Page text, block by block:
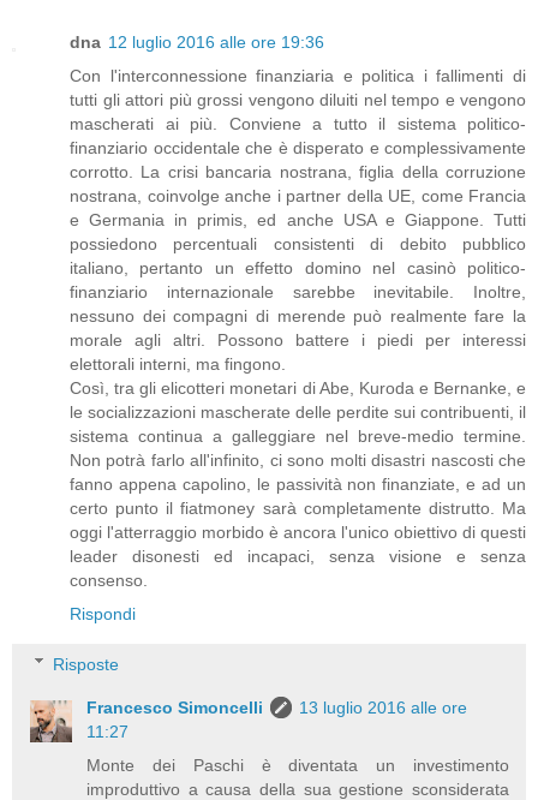
dna 12 luglio 2016 alle ore 19:36
Con l'interconnessione finanziaria e politica i fallimenti di
tutti gli attori più grossi vengono diluiti nel tempo e vengono
mascherati ai più. Conviene a tutto il sistema politico-
finanziario occidentale che è disperato e complessivamente
corrotto. La crisi bancaria nostrana, figlia della corruzione
nostrana, coinvolge anche i partner della UE, come Francia
e Germania in primis, ed anche USA e Giappone. Tutti
possiedono percentuali consistenti di debito pubblico
italiano, pertanto un effetto domino nel casinò politico-
finanziario internazionale sarebbe inevitabile. Inoltre,
nessuno dei compagni di merende può realmente fare la
morale agli altri. Possono battere i piedi per interessi
elettorali interni, ma fingono.
Così, tra gli elicotteri monetari di Abe, Kuroda e Bernanke, e
le socializzazioni mascherate delle perdite sui contribuenti, il
sistema continua a galleggiare nel breve-medio termine.
Non potrà farlo all'infinito, ci sono molti disastri nascosti che
fanno appena capolino, le passività non finanziate, e ad un
certo punto il fiatmoney sarà completamente distrutto. Ma
oggi l'atterraggio morbido è ancora l'unico obiettivo di questi
leader disonesti ed incapaci, senza visione e senza
consenso.
Rispondi
Risposte
Francesco Simoncelli
13 luglio 2016 alle ore
11:27
Monte dei Paschi è diventata un investimento
improduttivo a causa della sua gestione sconsiderata